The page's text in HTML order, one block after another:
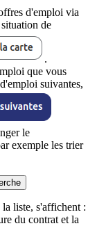
d'emploi via
de
.
que vous
suivantes,
le
exemple les trier
liste, s'affichent :
du contrat et la